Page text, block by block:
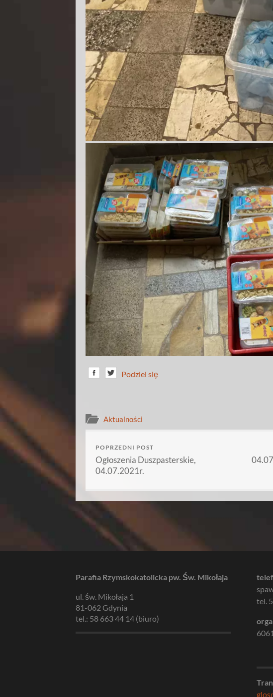
Podziel się
Aktualności
POPRZEDNI POST
Ogłoszenia Duszpasterskie,
04.07.2021r.
Parafia Rzymskokatolicka pw. Św. Mikołaja
ul. św. Mikołaja 1
81-062 Gdynia
tel.: 58 663 44 14 (biuro)
tel.